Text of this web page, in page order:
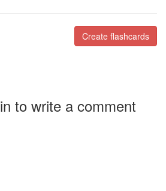
Create flashcards
to write a comment